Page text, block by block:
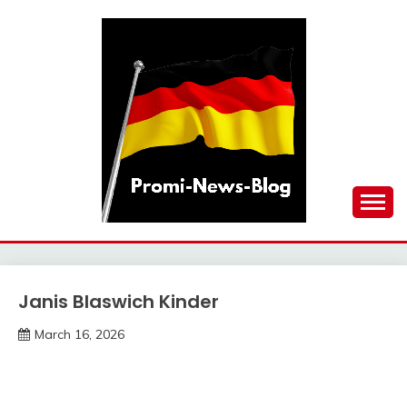
PROMI-NEWS-BLOG
Trends
Janis Blaswich Kinder
March 16, 2026